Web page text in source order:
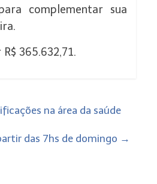
complementar sua
365.632,71.
na área da saúde
das 7hs de domingo →